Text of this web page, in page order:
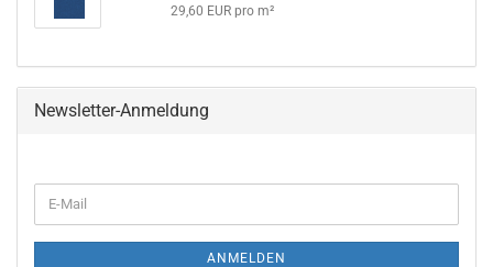
29,60 EUR pro m²
Newsletter-Anmeldung
ANMELDEN